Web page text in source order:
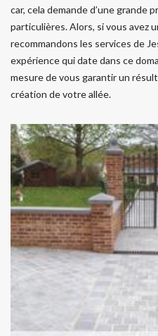
car, cela demande d’une grande
particulières. Alors, si vous avez
recommandons les services de
expérience qui date dans ce
mesure de vous garantir un
création de votre allée.